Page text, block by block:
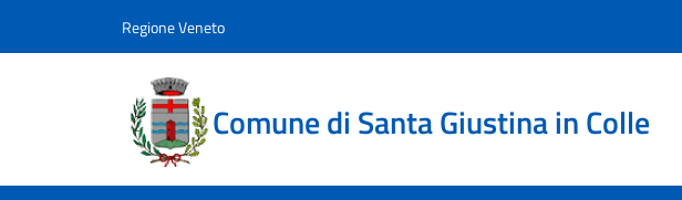
Regione Veneto
Comune di Santa Giustina in Colle